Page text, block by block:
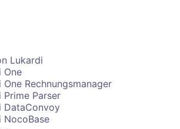
Lukardi
One
One Rechnungsmanager
Prime Parser
DataConvoy
NocoBase